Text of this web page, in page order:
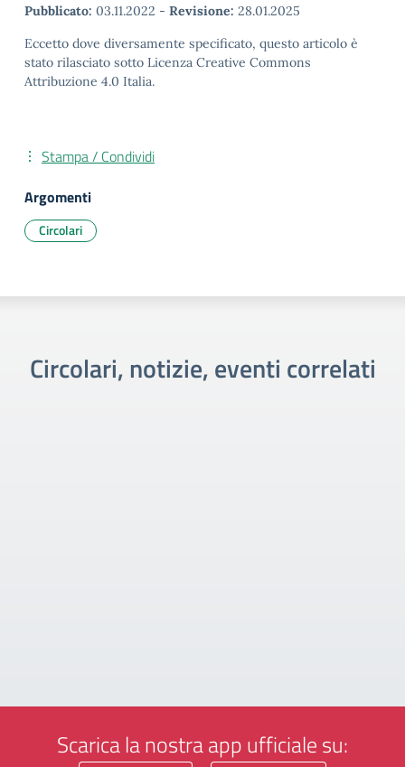
Pubblicato: 03.11.2022 - Revisione: 28.01.2025
Eccetto dove diversamente specificato, questo articolo è
stato rilasciato sotto Licenza Creative Commons
Attribuzione 4.0 Italia.
Stampa / Condividi
Argomenti
Circolari
Circolari, notizie, eventi correlati
Scarica la nostra app ufficiale su: